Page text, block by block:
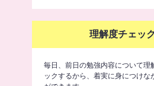
理解度チェッ
毎日、前日の勉強内容について理
ックするから、着実に身につけな